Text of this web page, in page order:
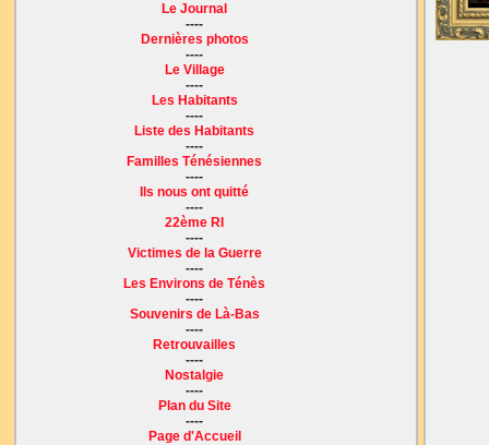
Le Journal
----
Dernières photos
----
Le Village
----
Les Habitants
----
Liste des Habitants
----
Familles Ténésiennes
----
Ils nous ont quitté
----
22ème RI
----
Victimes de la Guerre
----
Les Environs de Ténès
----
Souvenirs de Là-Bas
----
Retrouvailles
----
Nostalgie
----
Plan du Site
----
Page d'Accueil